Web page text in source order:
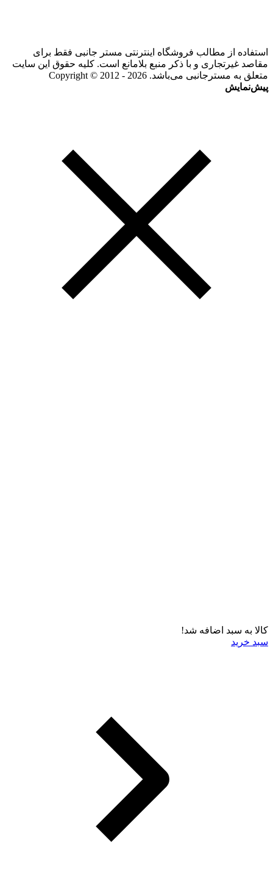
استفاده از مطالب فروشگاه اینترنتی مستر جانبی فقط برای
مقاصد غیرتجاری و با ذکر منبع بلامانع است. کلیه حقوق این سایت
متعلق به مسترجانبی می‌باشد. Copyright © 2012 - 2026
پیش‌نمایش
کالا به سبد اضافه شد!
سبد خرید